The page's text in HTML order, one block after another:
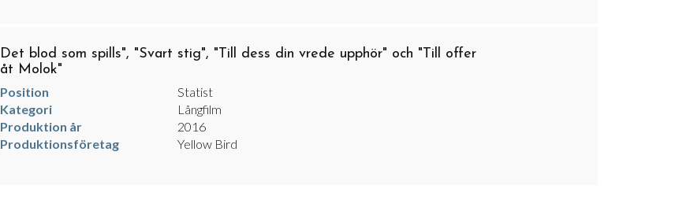
Det blod som spills", "Svart stig", "Till dess din vrede upphör" och "Till offer
åt Molok"
Position
Statist
Kategori
Långfilm
Produktion år
2016
Produktionsföretag
Yellow Bird